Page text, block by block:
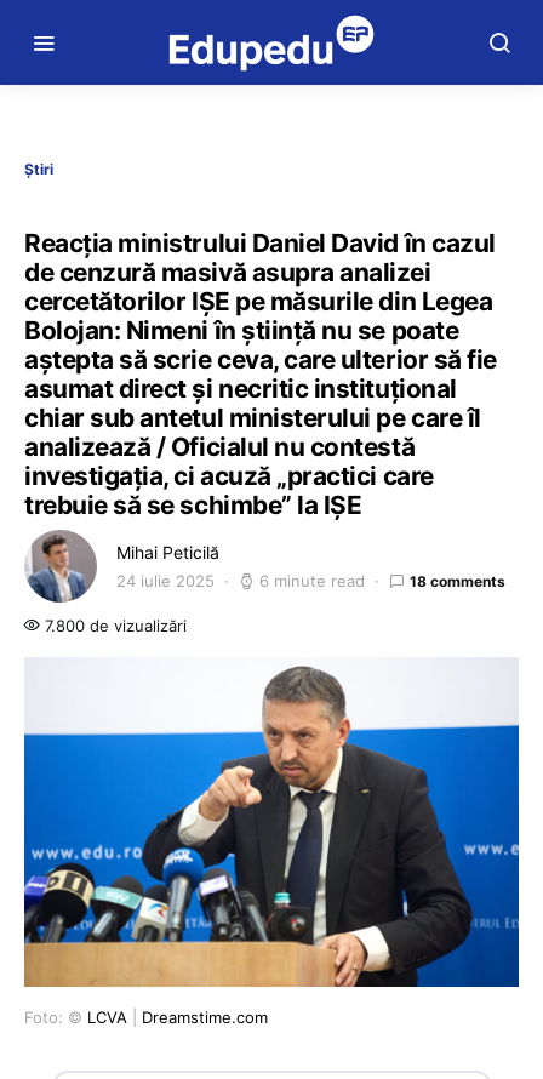
Știri
Reacția ministrului Daniel David în cazul
de cenzură masivă asupra analizei
cercetătorilor IȘE pe măsurile din Legea
Bolojan: Nimeni în știință nu se poate
aștepta să scrie ceva, care ulterior să fie
asumat direct și necritic instituțional
chiar sub antetul ministerului pe care îl
analizează / Oficialul nu contestă
investigația, ci acuză „practici care
trebuie să se schimbe” la IȘE
Mihai Peticilă
24 iulie 2025 6 minute read 18 comments
7.800 de vizualizări
Foto: © LCVA Dreamstime.com